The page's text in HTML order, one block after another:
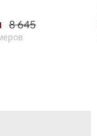
8 645